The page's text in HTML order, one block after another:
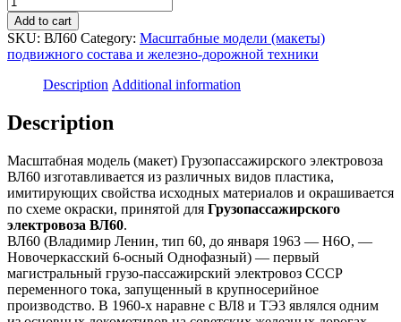
модель
(макет)
Грузопассажирского
электровоза
quantity
Add to cart
SKU: ВЛ60 Category: Масштабные модели (макеты)
подвижного состава и железно-дорожной техники
Description Additional information
Description
Масштабная модель (макет) Грузопассажирского электровоза
ВЛ60 изготавливается из различных видов пластика,
имитирующих свойства исходных материалов и окрашивается
по схеме окраски, принятой для Грузопассажирского
электровоза ВЛ60.
ВЛ60 (Владимир Ленин, тип 60, до января 1963 — Н6О, —
Новочеркасский 6-осный Однофазный) — первый
магистральный грузо-пассажирский электровоз СССР
переменного тока, запущенный в крупносерийное
производство. В 1960-х наравне с ВЛ8 и ТЭ3 являлся одним